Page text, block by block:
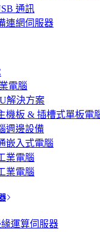
通訊
連網伺服器
電腦
解決方案
機板 & 插槽式單板電
週邊設備
嵌入式電腦
業電腦
業電腦
運算伺服器